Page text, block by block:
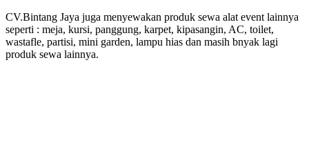
CV.Bintang Jaya juga menyewakan produk sewa alat event lainnya
seperti : meja, kursi, panggung, karpet, kipasangin, AC, toilet,
wastafle, partisi, mini garden, lampu hias dan masih bnyak lagi
produk sewa lainnya.